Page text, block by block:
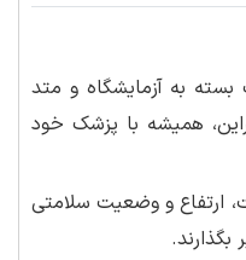
به آزمایشگاه و متد
همیشه با پزشک خود
ارتفاع و وضعیت سلامتی
بگذارند.